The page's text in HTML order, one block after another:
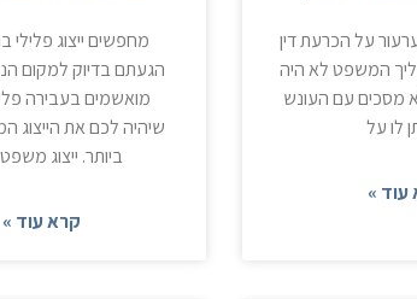
על הכרעת דין
המשפט לא היה
מסכים עם העונש
לו על
עוד »
מחפשים ייצוג פלילי
הגעתם בדיוק למקום
מואשמים בעבירה
שיהיה לכם את הייצוג
ביותר. ייצוג
קרא עוד »